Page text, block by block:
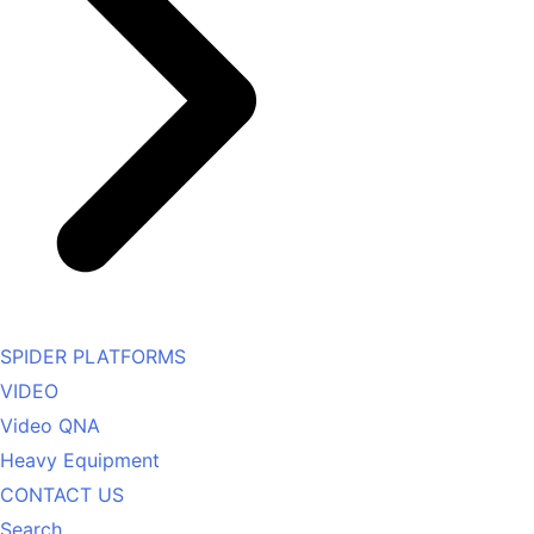
SPIDER PLATFORMS
VIDEO
Video QNA
Heavy Equipment
CONTACT US
Search